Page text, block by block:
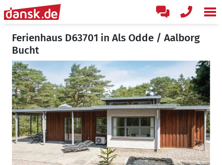
Ferienhaus D63701 in Als Odde / Aalborg
Bucht